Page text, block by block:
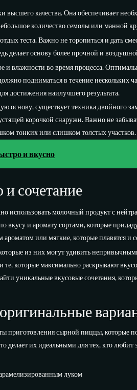
высшего качества. Она обеспечивает
количество семолы или манной
теста. Важно не торопиться и дать
делает основу более прочной и
и влажности во время процесса.
подниматься в течение нескольких
достижения наилучшего результата.
основу, существует техника двойного
корочкой снаружи. Важно не
тонких или слишком толстых участков.
и вкусно
сочетание
использовать молочный продукт с
и аромату сортами, которые
или мягкие, которые плавятся и
из них могут удивить
которые максимально раскрывают
уникальные вкусовые сочетания,
приготовления сырной пиццы,
делает их идеальными для тех, кто
луком